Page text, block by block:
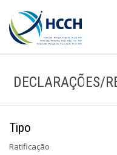
DECLARAÇÕES/
Tipo
Ratificação